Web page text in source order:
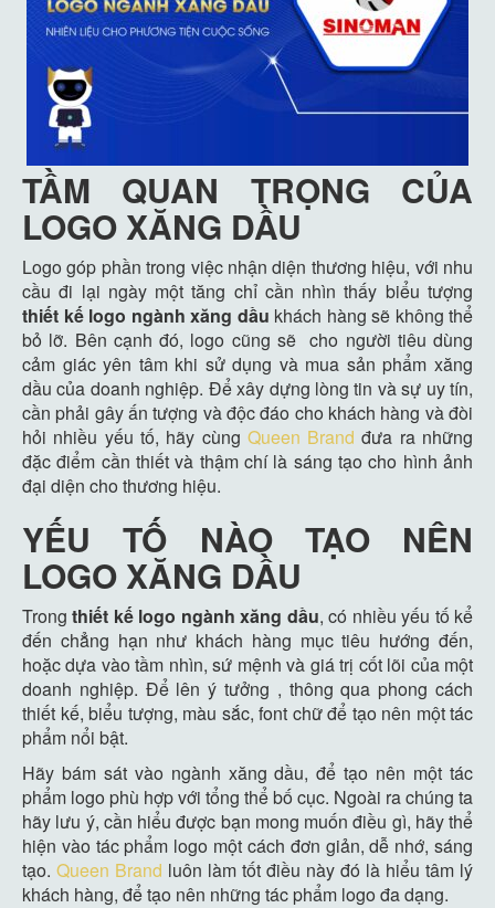
TẦM QUAN TRỌNG CỦA
LOGO XĂNG DẦU
Logo góp phần trong việc nhận diện thương hiệu, với nhu
cầu đi lại ngày một tăng chỉ cần nhìn thấy biểu tượng
thiết kế logo ngành xăng dầu khách hàng sẽ không thể
bỏ lỡ. Bên cạnh đó, logo cũng sẽ cho người tiêu dùng
cảm giác yên tâm khi sử dụng và mua sản phẩm xăng
dầu của doanh nghiệp. Để xây dựng lòng tin và sự uy tín,
cần phải gây ấn tượng và độc đáo cho khách hàng và đòi
hỏi nhiều yếu tố, hãy cùng Queen Brand đưa ra những
đặc điểm cần thiết và thậm chí là sáng tạo cho hình ảnh
đại diện cho thương hiệu.
YẾU TỐ NÀO TẠO NÊN
LOGO XĂNG DẦU
Trongthiết kế logo ngành xăng dầu, có nhiều yếu tố kể
đến chẳng hạn như khách hàng mục tiêu hướng đến,
hoặc dựa vào tầm nhìn, sứ mệnh và giá trị cốt lõi của một
doanh nghiệp. Để lên ý tưởng , thông qua phong cách
thiết kế, biểu tượng, màu sắc, font chữ để tạo nên một tác
phẩm nổi bật.
Hãy bám sát vào ngành xăng dầu, để tạo nên một tác
phẩm logo phù hợp với tổng thể bố cục. Ngoài ra chúng ta
hãy lưu ý, cần hiểu được bạn mong muốn điều gì, hãy thể
hiện vào tác phẩm logo một cách đơn giản, dễ nhớ, sáng
tạo. Queen Brand luôn làm tốt điều này đó là hiểu tâm lý
khách hàng, để tạo nên những tác phẩm logo đa dạng.